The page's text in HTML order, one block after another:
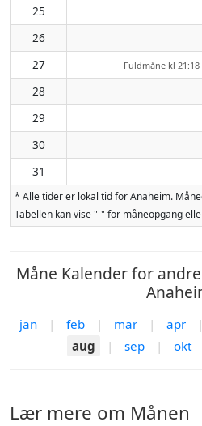
25
26
27
Fuldmåne kl 21:18
28
29
30
31
* Alle tider er lokal tid for Anaheim.
Tabellen kan vise "-" for måneopgang
Måne Kalender for
jan | feb | mar | apr |
aug
| sep | okt
Lær mere om Månen